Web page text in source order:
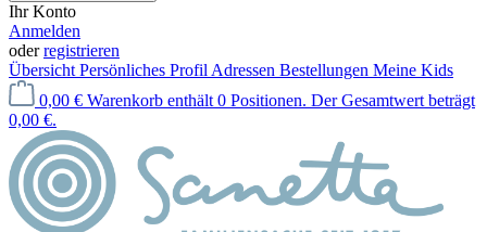
Ihr Konto
Anmelden
oderregistrieren
Übersicht Persönliches Profil Adressen Bestellungen Meine Kids
0,00 € Warenkorb enthält 0 Positionen. Der Gesamtwert beträgt
0,00 €.